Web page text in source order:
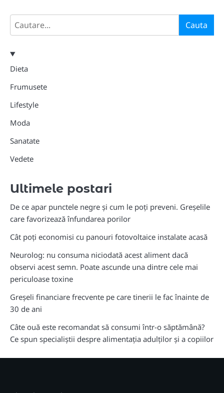
Search Cauta
Dieta
Frumusete
Lifestyle
Moda
Sanatate
Vedete
Ultimele postari
De ce apar punctele negre și cum le poți preveni. Greșelile
care favorizează înfundarea porilor
Cât poți economisi cu panouri fotovoltaice instalate acasă
Neurolog: nu consuma niciodată acest aliment dacă
observi acest semn. Poate ascunde una dintre cele mai
periculoase toxine
Greșeli financiare frecvente pe care tinerii le fac înainte de
30 de ani
Câte ouă este recomandat să consumi într-o săptămână?
Ce spun specialiștii despre alimentația adulților și a copiilor